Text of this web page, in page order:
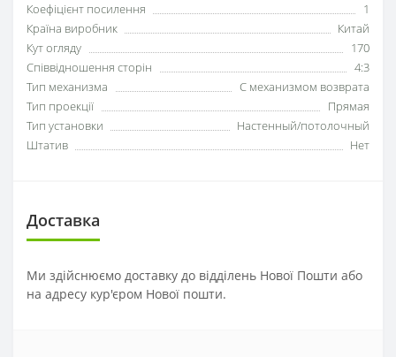
Коефіцієнт посилення
1
Країна виробник
Китай
Кут огляду
170
Співвідношення сторін
4:3
Тип механизма
С механизмом возврата
Тип проекції
Прямая
Тип установки
Настенный/потолочный
Штатив
Нет
Доставка
Ми здійснюємо доставку до відділень Нової Пошти або
на адресу кур'єром Нової пошти.